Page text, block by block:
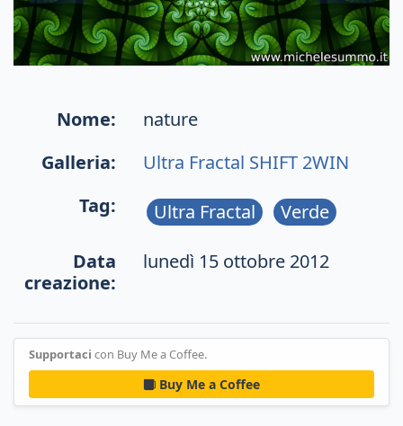
Nome:
nature
Galleria:
Ultra Fractal SHIFT 2WIN
Tag:
Ultra Fractal Verde
Data
creazione:
lunedì 15 ottobre 2012
Supportaci con Buy Me a Coffee.
Buy Me a Coffee